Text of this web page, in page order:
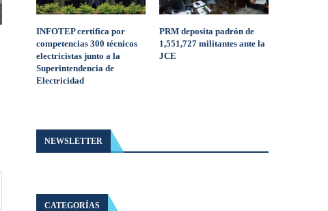
INFOTEP certifica por
competencias 300 técnicos
electricistas junto a la
Superintendencia de
Electricidad
PRM deposita padrón de
1,551,727 militantes ante la
JCE
NEWSLETTER
CATEGORÍAS